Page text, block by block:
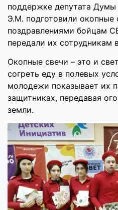
поддержке депутата
Э.М. подготовили окопные
поздравлениями бойцам
передали их сотрудникам
Окопные свечи – это и
согреть еду в полевых
молодежи показывает их
защитниках, передавая
земли.